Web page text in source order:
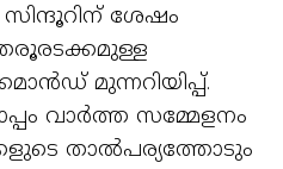
സിന്ദൂറിന് ശേഷം
മുന്നറിയിപ്പ്.
വാര്‍ത്ത സമ്മേളനം
താല്‍പര്യത്തോടും